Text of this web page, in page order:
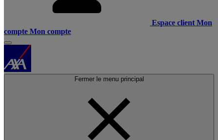
Espace client Mon
compte Mon compte
Fermer le menu principal